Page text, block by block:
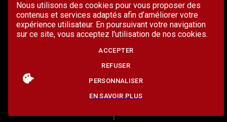
Nous utilisons des cookies pour vous proposer des
contenus et services adaptés afin d’améliorer votre
expérience utilisateur. En poursuivant votre navigation
sur ce site, vous acceptez l'utilisation de nos cookies.
ACCEPTER
REFUSER
PERSONNALISER
EN SAVOIR PLUS